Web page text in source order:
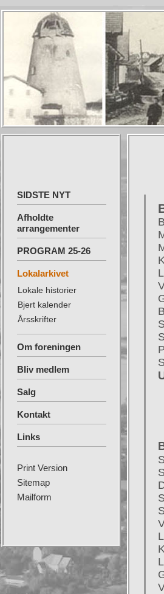
SIDSTE NYT
Afholdte
arrangementer
PROGRAM 25-26
Lokalarkivet
Lokale historier
Bjert kalender
Årsskrifter
Om foreningen
Bliv medlem
Salg
Kontakt
Links
Print Version
Sitemap
Mailform